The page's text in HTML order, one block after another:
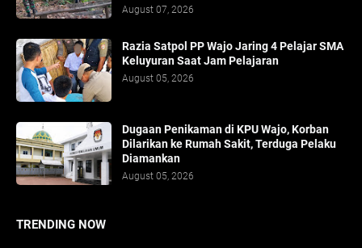
August 07, 2026
Razia Satpol PP Wajo Jaring 4 Pelajar SMA
Keluyuran Saat Jam Pelajaran
August 05, 2026
Dugaan Penikaman di KPU Wajo, Korban
Dilarikan ke Rumah Sakit, Terduga Pelaku
Diamankan
August 05, 2026
TRENDING NOW